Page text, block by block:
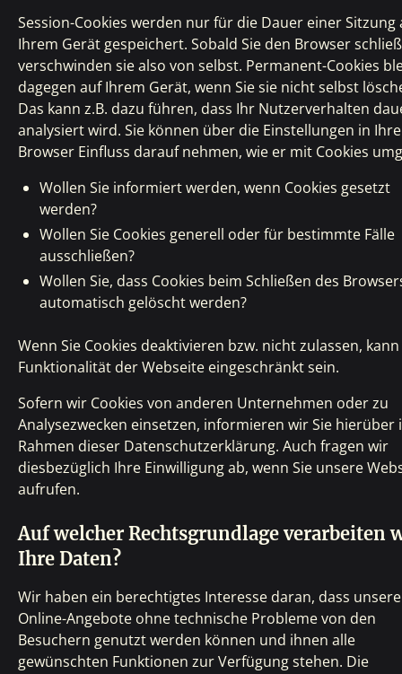
Session-Cookies werden nur für die Dauer einer Sitzung
Ihrem Gerät gespeichert. Sobald Sie den Browser
verschwinden sie also von selbst. Permanent-Cookies
dagegen auf Ihrem Gerät, wenn Sie sie nicht selbst
Das kann z.B. dazu führen, dass Ihr Nutzerverhalten
analysiert wird. Sie können über die Einstellungen in
Browser Einfluss darauf nehmen, wie er mit Cookies
Wollen Sie informiert werden, wenn Cookies gesetzt
werden?
Wollen Sie Cookies generell oder für bestimmte Fälle
ausschließen?
Wollen Sie, dass Cookies beim Schließen des
automatisch gelöscht werden?
Wenn Sie Cookies deaktivieren bzw. nicht zulassen,
Funktionalität der Webseite eingeschränkt sein.
Sofern wir Cookies von anderen Unternehmen oder zu
Analysezwecken einsetzen, informieren wir Sie hierüber
Rahmen dieser Datenschutzerklärung. Auch fragen wir
diesbezüglich Ihre Einwilligung ab, wenn Sie unsere
aufrufen.
Auf welcher Rechtsgrundlage verarbeiten
Ihre Daten?
Wir haben ein berechtigtes Interesse daran, dass unsere
Online-Angebote ohne technische Probleme von den
Besuchern genutzt werden können und ihnen alle
gewünschten Funktionen zur Verfügung stehen. Die